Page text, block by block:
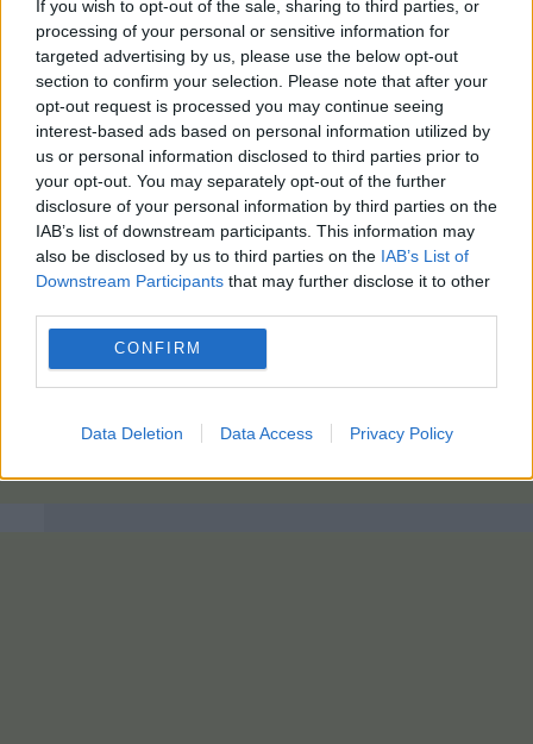
If you wish to opt-out of the sale, sharing to third parties, or
processing of your personal or sensitive information for
targeted advertising by us, please use the below opt-out
section to confirm your selection. Please note that after your
opt-out request is processed you may continue seeing
interest-based ads based on personal information utilized by
us or personal information disclosed to third parties prior to
your opt-out. You may separately opt-out of the further
disclosure of your personal information by third parties on the
IAB’s list of downstream participants. This information may
also be disclosed by us to third parties on the IAB’s List of
Downstream Participants that may further disclose it to other
CONFIRM
Data Deletion Data Access Privacy Policy